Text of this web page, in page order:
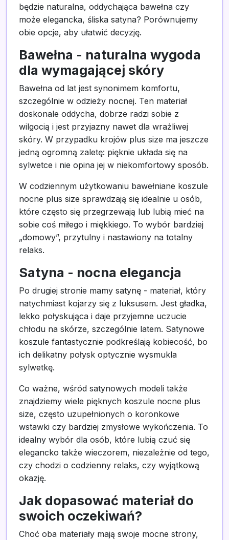
będzie naturalna, oddychająca bawełna czy
może elegancka, śliska satyna? Porównujemy
obie opcje, aby ułatwić decyzję.
Bawełna - naturalna wygoda
dla wymagającej skóry
Bawełna od lat jest synonimem komfortu,
szczególnie w odzieży nocnej. Ten materiał
doskonale oddycha, dobrze radzi sobie z
wilgocią i jest przyjazny nawet dla wrażliwej
skóry. W przypadku krojów plus size ma jeszcze
jedną ogromną zaletę: pięknie układa się na
sylwetce i nie opina jej w niekomfortowy sposób.
W codziennym użytkowaniu bawełniane koszule
nocne plus size sprawdzają się idealnie u osób,
które często się przegrzewają lub lubią mieć na
sobie coś miłego i miękkiego. To wybór bardziej
„domowy”, przytulny i nastawiony na totalny
relaks.
Satyna - nocna elegancja
Po drugiej stronie mamy satynę - materiał, który
natychmiast kojarzy się z luksusem. Jest gładka,
lekko połyskująca i daje przyjemne uczucie
chłodu na skórze, szczególnie latem. Satynowe
koszule fantastycznie podkreślają kobiecość, bo
ich delikatny połysk optycznie wysmukla
sylwetkę.
Co ważne, wśród satynowych modeli także
znajdziemy wiele pięknych koszule nocne plus
size, często uzupełnionych o koronkowe
wstawki czy bardziej zmysłowe wykończenia. To
idealny wybór dla osób, które lubią czuć się
elegancko także wieczorem, niezależnie od tego,
czy chodzi o codzienny relaks, czy wyjątkową
okazję.
Jak dopasować materiał do
swoich oczekiwań?
Choć oba materiały mają swoje mocne strony,